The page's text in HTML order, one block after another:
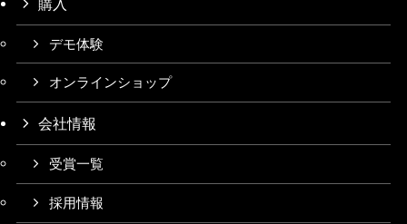
デモ体験
オンラインショップ
会社情報
受賞一覧
採用情報